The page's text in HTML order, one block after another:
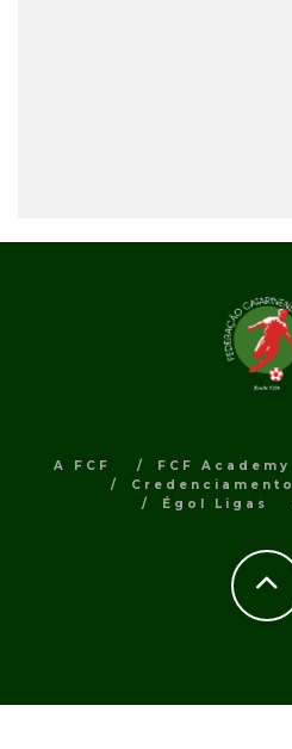
A FCF FCF Academy
Credenciamento
Égol Ligas